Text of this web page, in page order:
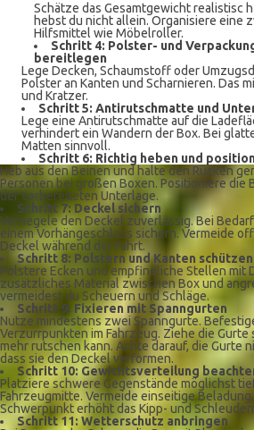
Schätze das Gesamtgewicht realistisc
hebst du nicht allein. Organisiere eine
Hilfsmittel wie Möbelroller.
Schritt 4: Polster- und
bereitlegen
Lege Decken, Schaumstoff oder
Polster an Kanten und Scharnieren. Das
und Kratzer.
Schritt 5: Antirutschmatte und
Lege eine Antirutschmatte auf die
verhindert ein Wandern der Box. Bei
Matten sinnvoll.
Schritt 6: Richtig heben und
Heb aus den Beinen und halte den Rücken
Personen bei großen Boxen. Positioniere die
der vorbereiteten Unterlage.
Schritt 7: Deckel sichern
Verriegele den Deckel zuverlässig. Bei
einem Vorhängeschloss sichern. Vermeide
Deckel während der Fahrt.
Schritt 8: Polstern und Kanten schützen
Polstere Ecken und empfindliche Stellen mit
zusätzliches Material zwischen Box und
vermeidest du Scheuern und Schläge.
Schritt 9: Fixieren mit Spanngurten
Nutze mindestens zwei Spanngurte.
Verzurrpunkten im Fahrzeug. Ziehe die Gurte
mehr rutschen kann. Achte darauf, die Gurte
dass sie den Deckel verformen.
Schritt 10: Gewichtsverteilung
Platziere schwere Gegenstände möglichst
Fahrzeugmitte. Vermeide einseitige
Schwerpunkt erhöht das Kipp- und
Schritt 11: Wetterschutz anbringen